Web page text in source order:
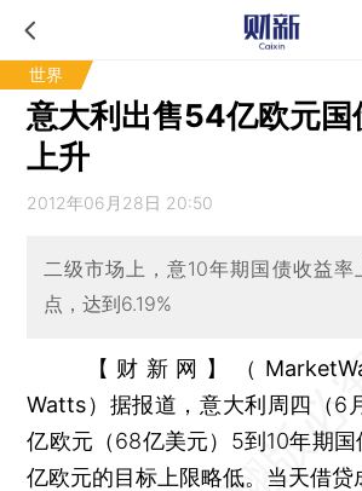
世界
意大利出售54亿欧元国
上升
2012年06月28日 20:50
二级市场上，意10年期国债收益率
点，达到6.19%
【财新网】（
Watts） 据报道，意大利周四（6
亿欧元（68亿美元）5到10年期
亿欧元的目标上限略低。当天借贷